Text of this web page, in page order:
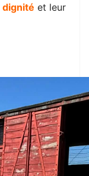
dignité et leur